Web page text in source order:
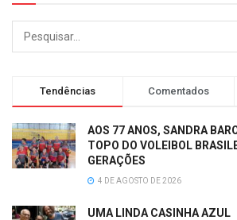
Tendências Comentados
AOS 77 ANOS, SANDRA
TOPO DO VOLEIBOL
GERAÇÕES
4 DE AGOSTO DE 2026
UMA LINDA CASINHA AZUL